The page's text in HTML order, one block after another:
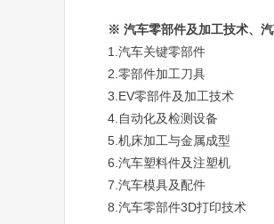
※ 汽车零部件及加工技术、
1.汽车关键零部件
2.零部件加工刀具
3.EV零部件及加工技术
4.自动化及检测设备
5.机床加工与金属成型
6.汽车塑料件及注塑机
7.汽车模具及配件
8.汽车零部件3D打印技术